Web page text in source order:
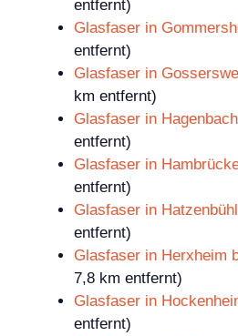
entfernt)
Glasfaser in
entfernt)
Glasfaser in
km entfernt)
Glasfaser in Hagenbach
entfernt)
Glasfaser in
entfernt)
Glasfaser in Hatzenbühl
entfernt)
Glasfaser in Herxheim
7,8 km entfernt)
Glasfaser in
entfernt)